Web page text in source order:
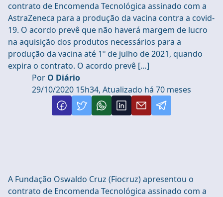
contrato de Encomenda Tecnológica assinado com a
AstraZeneca para a produção da vacina contra a covid-
19. O acordo prevê que não haverá margem de lucro
na aquisição dos produtos necessários para a
produção da vacina até 1º de julho de 2021, quando
expira o contrato. O acordo prevê […]
Por O Diário
29/10/2020 15h34, Atualizado há 70 meses
A Fundação Oswaldo Cruz (Fiocruz) apresentou o
contrato de Encomenda Tecnológica assinado com a